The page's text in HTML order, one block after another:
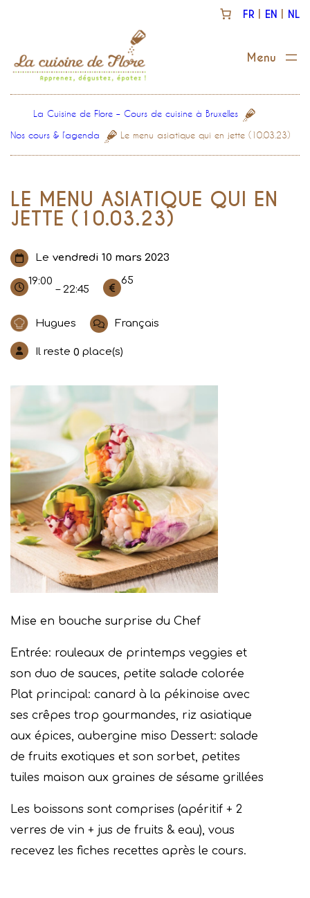
FR EN NL
La Cuisine de Flore – Cours de cuisine à Bruxelles
Nos cours & l’agenda
Le menu asiatique qui en jette (10.03.23)
LE MENU ASIATIQUE QUI EN
JETTE (10.03.23)
Le vendredi 10 mars 2023
19:00
– 22:45
65
Hugues Français
Il reste 0 place(s)
Mise en bouche surprise du Chef
Entrée: rouleaux de printemps veggies et
son duo de sauces, petite salade colorée
Plat principal: canard à la pékinoise avec
ses crêpes trop gourmandes, riz asiatique
aux épices, aubergine miso Dessert: salade
de fruits exotiques et son sorbet, petites
tuiles maison aux graines de sésame grillées
Les boissons sont comprises (apéritif + 2
verres de vin + jus de fruits & eau), vous
recevez les fiches recettes après le cours.